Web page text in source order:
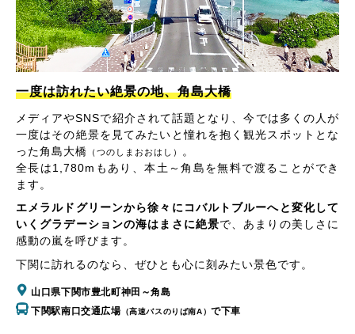
一度は訪れたい絶景の地、角島大橋
メディアやSNSで紹介されて話題となり、今では多くの人が
一度はその絶景を見てみたいと憧れを抱く観光スポットとな
った角島大橋 （つのしまおおはし）
。
全長は1,780mもあり、本土～角島を無料で渡ることができ
ます。
エメラルドグリーンから徐々にコバルトブルーへと変化して
いくグラデーションの海はまさに絶景で、あまりの美しさに
感動の嵐を呼びます。
下関に訪れるのなら、ぜひとも心に刻みたい景色です。
山口県下関市豊北町神田～角島
下関駅南口交通広場 （高速バスのりば南A）で下車